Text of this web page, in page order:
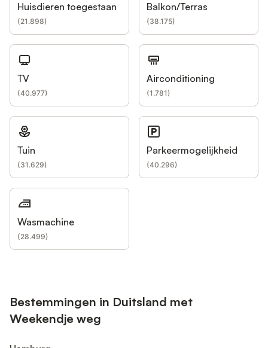
Huisdieren toegestaan
(21.898)
Balkon/Terras
(38.175)
TV
(40.977)
Airconditioning
(1.781)
Tuin
(31.629)
Parkeermogelijkheid
(40.296)
Wasmachine
(28.499)
Bestemmingen in Duitsland met
Weekendje weg